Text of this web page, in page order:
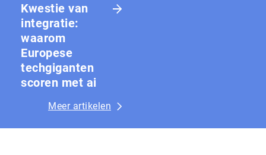
Kwestie van
integratie:
waarom
Europese
techgiganten
scoren met ai
Meer artikelen